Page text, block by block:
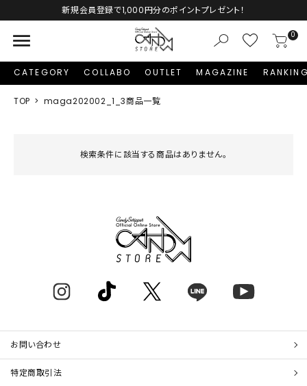
新規会員登録で1,000円分のポイントプレゼント！
menu 0
CATEGORY COLLABO OUTLET MAGAZINE
TOP maga202002_1_3商品一覧
検索条件に該当する商品はありません。
お問い合わせ
特定商取引法